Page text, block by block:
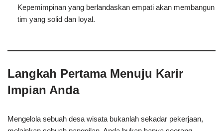
Kepemimpinan yang berlandaskan empati akan membangun
tim yang solid dan loyal.
Langkah Pertama Menuju Karir
Impian Anda
Mengelola sebuah desa wisata bukanlah sekadar pekerjaan,